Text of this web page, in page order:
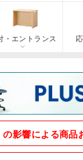
・エントランス
影響による商品